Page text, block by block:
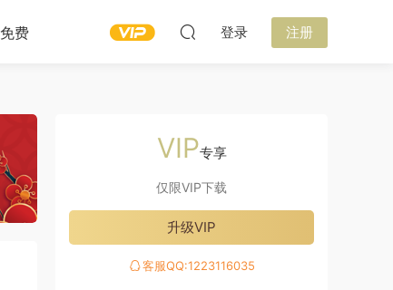
免费 登录 注册
VIP专享
仅限VIP下载
升级VIP
客服QQ:1223116035